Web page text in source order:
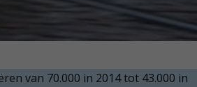
van 70.000 in 2014 tot 43.000 in